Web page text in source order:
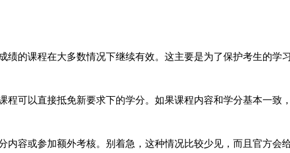
课程在大多数情况下继续有效。这主要是为了保护考生的学
以直接抵免新要求下的学分。如果课程内容和学分基本一致
或参加额外考核。别着急，这种情况比较少见，而且官方会